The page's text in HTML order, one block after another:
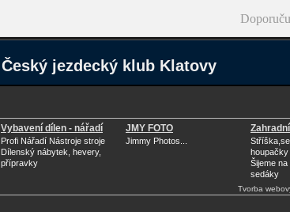
Český jezdecký klub Klatovy
Vybavení dílen - nářadí
Profi Nářadí Nástroje stroje
Dílenský nábytek, hevery,
přípravky
JMY FOTO
Jimmy Photos...
houpačky
Šijeme
sedáky
Tvorba